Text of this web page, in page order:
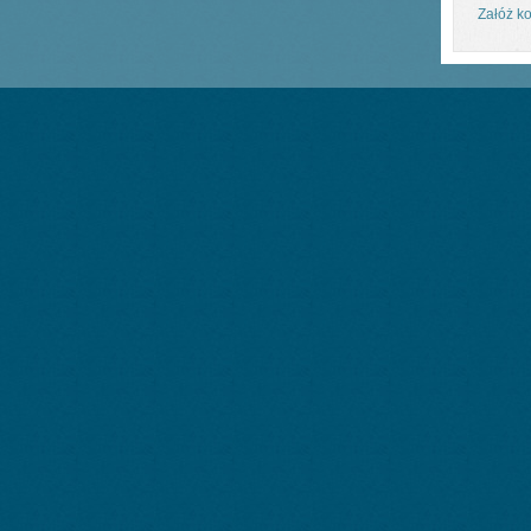
Załóż